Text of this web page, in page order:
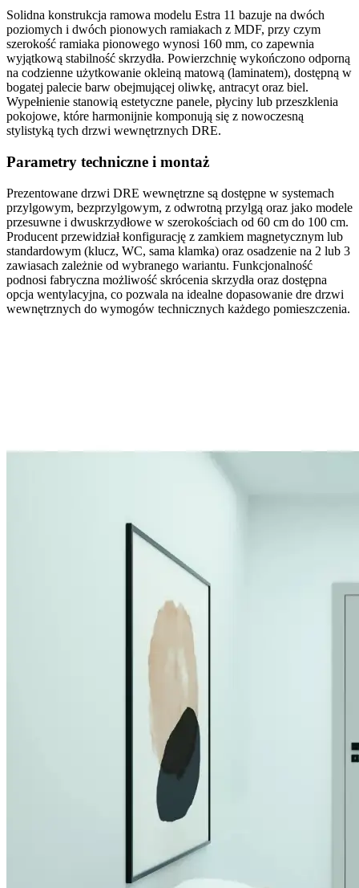
Solidna konstrukcja ramowa modelu Estra 11 bazuje na dwóch
poziomych i dwóch pionowych ramiakach z MDF, przy czym
szerokość ramiaka pionowego wynosi 160 mm, co zapewnia
wyjątkową stabilność skrzydła. Powierzchnię wykończono odporną
na codzienne użytkowanie okleiną matową (laminatem), dostępną w
bogatej palecie barw obejmującej oliwkę, antracyt oraz biel.
Wypełnienie stanowią estetyczne panele, płyciny lub przeszklenia
pokojowe, które harmonijnie komponują się z nowoczesną
stylistyką tych drzwi wewnętrznych DRE.
Parametry techniczne i montaż
Prezentowane drzwi DRE wewnętrzne są dostępne w systemach
przylgowym, bezprzylgowym, z odwrotną przylgą oraz jako modele
przesuwne i dwuskrzydłowe w szerokościach od 60 cm do 100 cm.
Producent przewidział konfigurację z zamkiem magnetycznym lub
standardowym (klucz, WC, sama klamka) oraz osadzenie na 2 lub 3
zawiasach zależnie od wybranego wariantu. Funkcjonalność
podnosi fabryczna możliwość skrócenia skrzydła oraz dostępna
opcja wentylacyjna, co pozwala na idealne dopasowanie dre drzwi
wewnętrznych do wymogów technicznych każdego pomieszczenia.